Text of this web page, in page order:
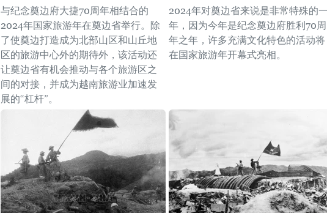
与纪念奠边府大捷70周年相结合的
2024年国家旅游年在奠边省举行。除
了使奠边打造成为北部山区和山丘地
区的旅游中心外的期待外，该活动还
让奠边省有机会推动与各个旅游区之
间的对接，并成为越南旅游业加速发
展的“杠杆”。
2024年对奠边省来说是非常特殊的
年，因为今年是纪念奠边府胜利70周
年之年，许多充满文化特色的活动将
在国家旅游年开幕式亮相。